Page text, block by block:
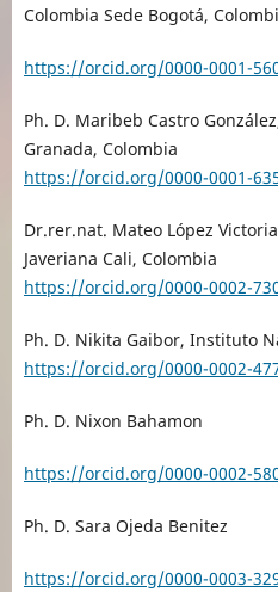
Colombia Sede Bogotá,
https://orcid.org/0000-0001-
Ph. D. Maribeb Castro
Granada, Colombia
https://orcid.org/0000-0001-
Dr.rer.nat. Mateo López
Javeriana Cali, Colombia
https://orcid.org/0000-0002-
Ph. D. Nikita Gaibor, Instituto
https://orcid.org/0000-0002-
Ph. D. Nixon Bahamon
https://orcid.org/0000-0002-
Ph. D. Sara Ojeda Benitez
https://orcid.org/0000-0003-